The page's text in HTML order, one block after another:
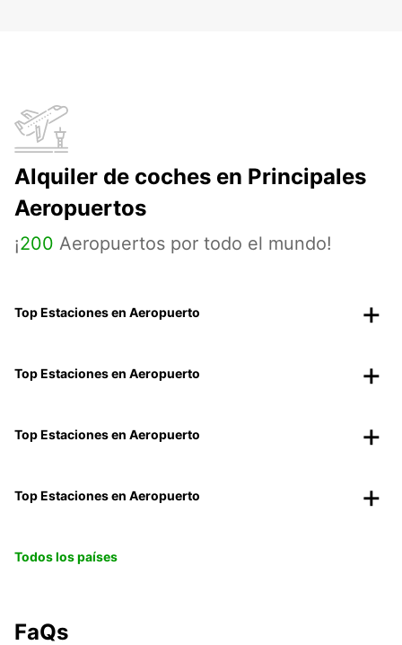
Alquiler de coches en Principales
Aeropuertos
¡200 Aeropuertos por todo el mundo!
Top Estaciones en Aeropuerto
Top Estaciones en Aeropuerto
Top Estaciones en Aeropuerto
Top Estaciones en Aeropuerto
Todos los países
FaQs